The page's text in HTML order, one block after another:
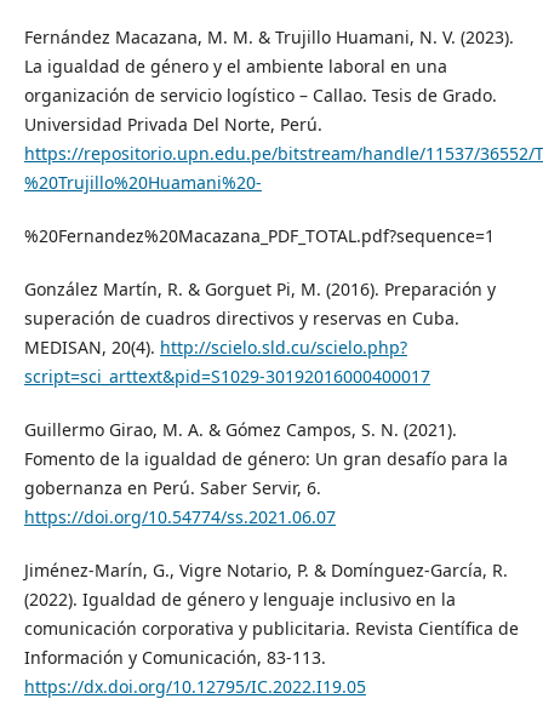
Fernández Macazana, M. M. & Trujillo Huamani, N. V. (2023).
La igualdad de género y el ambiente laboral en una
organización de servicio logístico – Callao. Tesis de Grado.
Universidad Privada Del Norte, Perú.
https://repositorio.upn.edu.pe/bitstream/handle/11537/36552/
%20Trujillo%20Huamani%20-
%20Fernandez%20Macazana_PDF_TOTAL.pdf?sequence=1
González Martín, R. & Gorguet Pi, M. (2016). Preparación y
superación de cuadros directivos y reservas en Cuba.
MEDISAN, 20(4). http://scielo.sld.cu/scielo.php?
script=sci_arttext&pid=S1029-30192016000400017
Guillermo Girao, M. A. & Gómez Campos, S. N. (2021).
Fomento de la igualdad de género: Un gran desafío para la
gobernanza en Perú. Saber Servir, 6.
https://doi.org/10.54774/ss.2021.06.07
Jiménez-Marín, G., Vigre Notario, P. & Domínguez-García, R.
(2022). Igualdad de género y lenguaje inclusivo en la
comunicación corporativa y publicitaria. Revista Científica de
Información y Comunicación, 83-113.
https://dx.doi.org/10.12795/IC.2022.I19.05